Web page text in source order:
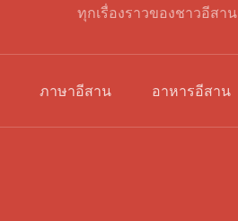
ทุกเรื่องราวของชาวอีสาน
ภาษาอีสาน อาหารอีสาน